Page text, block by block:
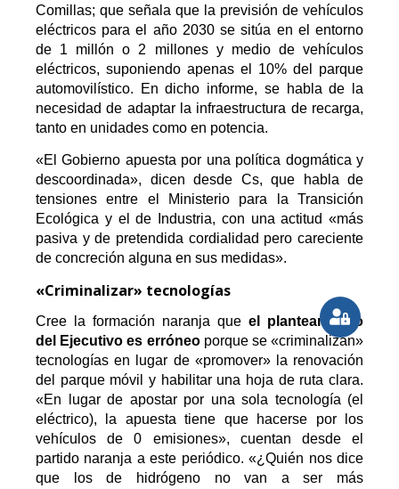
Comillas; que señala que la previsión de vehículos
eléctricos para el año 2030 se sitúa en el entorno
de 1 millón o 2 millones y medio de vehículos
eléctricos, suponiendo apenas el 10% del parque
automovilístico. En dicho informe, se habla de la
necesidad de adaptar la infraestructura de recarga,
tanto en unidades como en potencia.
«El Gobierno apuesta por una política dogmática y
descoordinada», dicen desde Cs, que habla de
tensiones entre el Ministerio para la Transición
Ecológica y el de Industria, con una actitud «más
pasiva y de pretendida cordialidad pero careciente
de concreción alguna en sus medidas».
«Criminalizar» tecnologías
Cree la formación naranja que el planteamiento
del Ejecutivo es erróneoporque se «criminalizan»
tecnologías en lugar de «promover» la renovación
del parque móvil y habilitar una hoja de ruta clara.
«En lugar de apostar por una sola tecnología (el
eléctrico), la apuesta tiene que hacerse por los
vehículos de 0 emisiones», cuentan desde el
partido naranja a este periódico. «¿Quién nos dice
que los de hidrógenono van a ser más